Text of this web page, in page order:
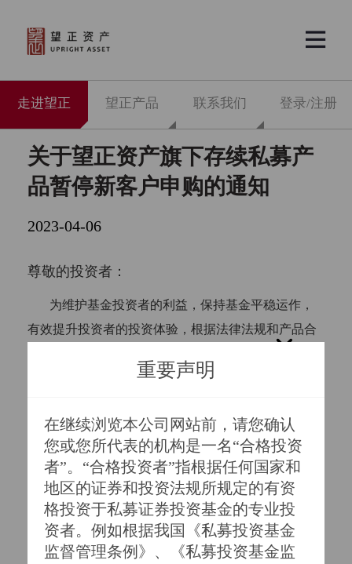

走进望正 望正产品 联系我们 登录/注册
关于望正资产旗下存续私募产
品暂停新客户申购的通知
2023-04-06
尊敬的投资者：
为维护基金投资者的利益，保持基金平稳运作，
有效提升投资者的投资体验，根据法律法规和产品合
旗下存续私募基金产品对新客户的申购开放，已持有
间，赎回业务正常办理。后续如有调整，我司将另行
公告。
感谢您对望正资产一直以来的信任和支持！
深圳望正资产管理有限公司
2023年4月6日
重要声明
在继续浏览本公司网站前，请您确认
您或您所代表的机构是一名“合格投资
者”。“合格投资者”指根据任何国家和
地区的证券和投资法规所规定的有资
格投资于私募证券投资基金的专业投
资者。例如根据我国《私募投资基金
监督管理条例》、《私募投资基金监
严正声明